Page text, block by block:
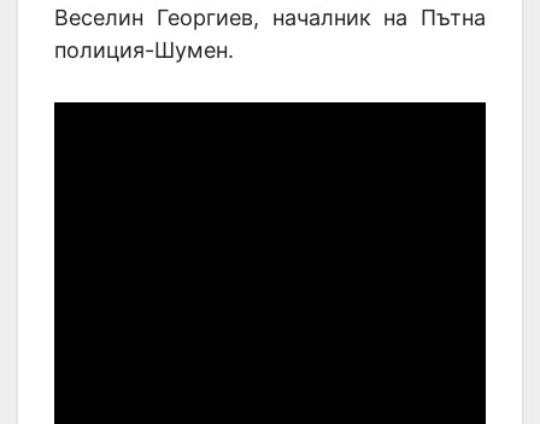
Веселин Георгиев, началник на Пътна
полиция-Шумен.